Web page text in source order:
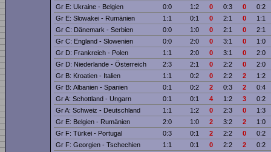
Gr E: Ukraine - Belgien
0:0 1:2 0 0:3 0
0:2
Gr E: Slowakei - Rumänien
1:1 0:1 0 2:1 0
1:1
Gr C: Dänemark - Serbien
0:0 1:0 0 2:1 0
2:1
Gr C: England - Slowenien
0:0 2:0 0 3:1 0
1:0
Gr D: Frankreich - Polen
1:1 2:0 0 3:1 0
2:0
Gr D: Niederlande - Österreich
2:3 2:1 0 2:2 0
2:0
Gr B: Kroatien - Italien
1:1 0:2 0 2:2 2
1:2
Gr B: Albanien - Spanien
0:1 0:2 2 0:3 2
0:4
Gr A: Schottland - Ungarn
0:1 0:1 4 1:2 3
0:2
Gr A: Schweiz - Deutschland
1:1 1:2 0 2:3 0
1:3
Gr E: Belgien - Rumänien
2:0 1:0 2 3:2 2
1:0
Gr F: Türkei - Portugal
0:3 0:1 2 2:2 0
0:2
Gr F: Georgien - Tschechien
1:1 0:1 0 2:2 2
0:2